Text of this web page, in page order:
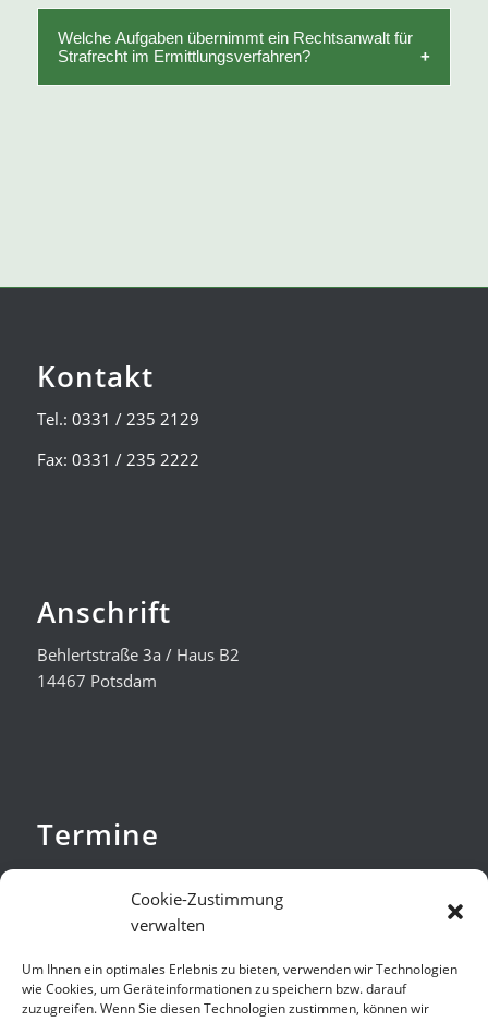
Cookie-Zustimmung
verwalten
Um Ihnen ein optimales Erlebnis zu bieten, verwenden wir Technologien
wie Cookies, um Geräteinformationen zu speichern bzw. darauf
zuzugreifen. Wenn Sie diesen Technologien zustimmen, können wir
sinnvoll.
Beschuldigte haben insbesondere das Recht zu
schweigen, einen Verteidiger zu beauftragen und
über diesen Akteneinsicht zu beantragen.
Welche Aufgaben übernimmt ein Rechtsanwalt für
Strafrecht im Ermittlungsverfahren?
Kontakt
Tel.: 0331 / 235 2129
Fax: 0331 / 235 2222
Anschrift
Behlertstraße 3a / Haus B2
14467 Potsdam
Termine
nach Vereinbarung
Verteidigung bundesweit